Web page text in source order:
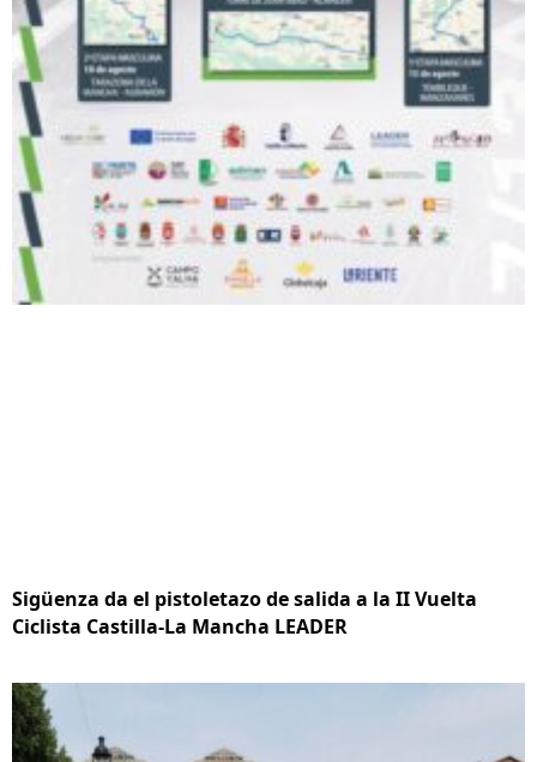
Sigüenza da el pistoletazo de salida a la II Vuelta
Ciclista Castilla-La Mancha LEADER